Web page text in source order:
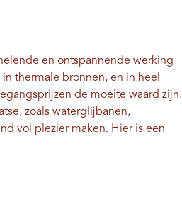
en ontspannende werking
thermale bronnen, en in heel
de moeite waard zijn.
zoals waterglijbanen,
vol plezier maken. Hier is een